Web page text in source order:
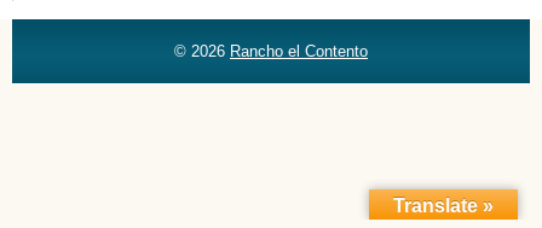
© 2026 Rancho el Contento
Translate »